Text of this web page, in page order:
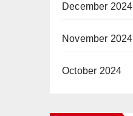
December 2024
November 2024
October 2024